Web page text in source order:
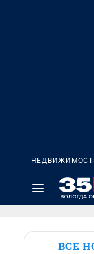
ВСЕ